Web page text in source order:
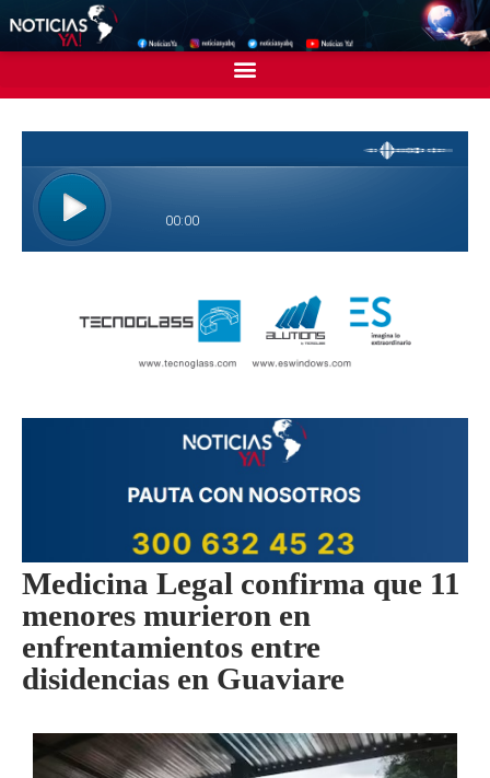
Medicina Legal confirma que 11
menores murieron en
enfrentamientos entre
disidencias en Guaviare